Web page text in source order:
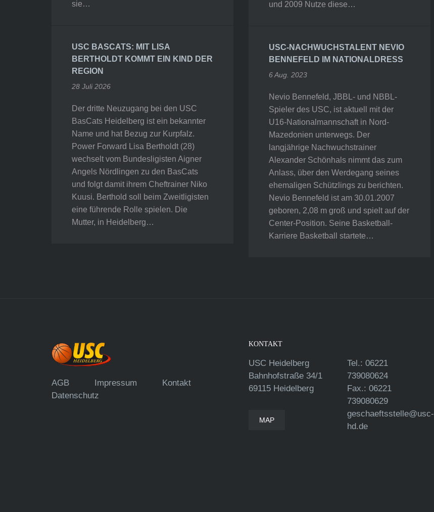
sie…
USC BASCATS: MIT LISA
BERTHOLDT KOMMT EIN KIND DER
REGION
28 Juli 2026
Der dritte Neuzugang bei den USC
BasCats Heidelberg ist ein bekannter
Name und hat Bezug zur Kurpfalz.
Power Forward Lisa Bertholdt (28)
wechselt vom Bundesligisten Aigner
Angels Nördlingen zu den BasCats
und folgt damit ihrem Cheftrainer Niko
Kuusi. Berthold soll beim Zweitligisten
eine führende Rolle spielen. Die
Mutter, in Heidelberg…
und 2009 Nutze diese…
USC-NACHWUCHSTALENT NEVIO
BENNEFELD IM NATIONALDRESS
6 Aug. 2023
Nevio Bennefeld, JBBL- und NBBL-
Spieler des USC, ist aktuell mit der
U16-Nationalmannschaft in Nord-
Mazedonien unterwegs. Der
langjährige Nachwuchstrainer
Alexander Schönhals nimmt das zum
Anlass, über den Werdegang seines
ehemaligen Schützlings zu berichten.
Nevio Bennefeld ist am 30.01.2007
geboren, 2,08 m groß und spielt auf der
Center-Position. Seine Basketball-
Karriere Basketball startete…
AGB Impressum
Kontakt
Datenschutz
KONTAKT
USC Heidelberg
Bahnhofstraße 34/1
69115 Heidelberg
MAP
Tel.: 06221
739080624
Fax.: 06221
739080629
geschaeftsstelle@usc-
hd.de